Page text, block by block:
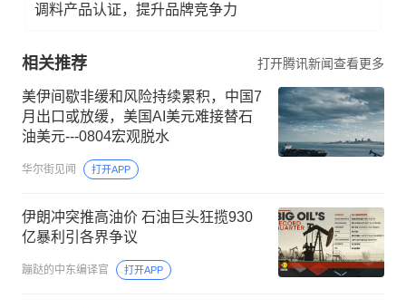
调料产品认证，提升品牌竞争力
相关推荐 打开腾讯新闻查看更多
美伊间歇非缓和风险持续累积，中国7
月出口或放缓，美国AI美元难接替石
油美元---0804宏观脱水
华尔街见闻 打开APP
伊朗冲突推高油价 石油巨头狂揽930
亿暴利引各界争议
蹦跶的中东编译官 打开APP